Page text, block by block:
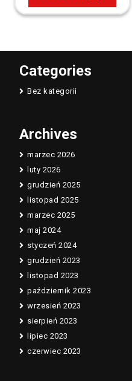
Categories
Bez kategorii
Archives
marzec 2026
luty 2026
grudzień 2025
listopad 2025
marzec 2025
maj 2024
styczeń 2024
grudzień 2023
listopad 2023
październik 2023
wrzesień 2023
sierpień 2023
lipiec 2023
czerwiec 2023